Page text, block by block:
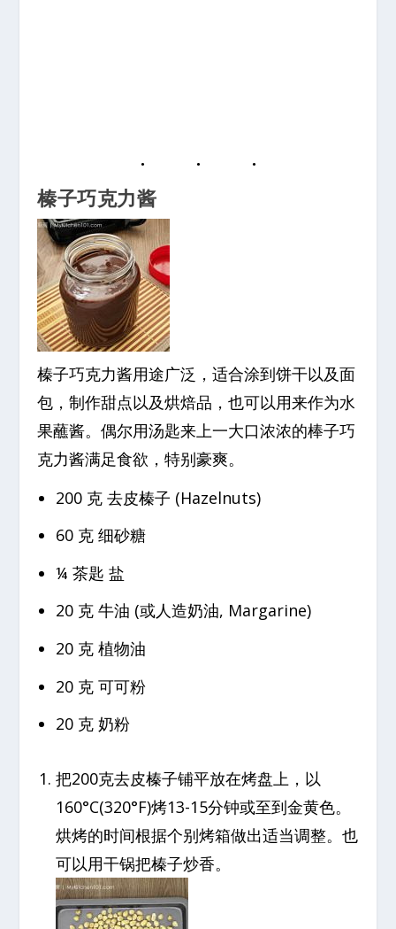
榛子巧克力酱
榛子巧克力酱用途广泛，适合涂到饼干以及面
包，制作甜点以及烘焙品，也可以用来作为水
果蘸酱。偶尔用汤匙来上一大口浓浓的棒子巧
克力酱满足食欲，特别豪爽。
200 克 去皮榛子 (Hazelnuts)
60 克 细砂糖
¼ 茶匙 盐
20 克 牛油 (或人造奶油, Margarine)
20 克 植物油
20 克 可可粉
20 克 奶粉
把200克去皮榛子铺平放在烤盘上，以
160°C(320°F)烤13-15分钟或至到金黄色。
烘烤的时间根据个别烤箱做出适当调整。也
可以用干锅把榛子炒香。